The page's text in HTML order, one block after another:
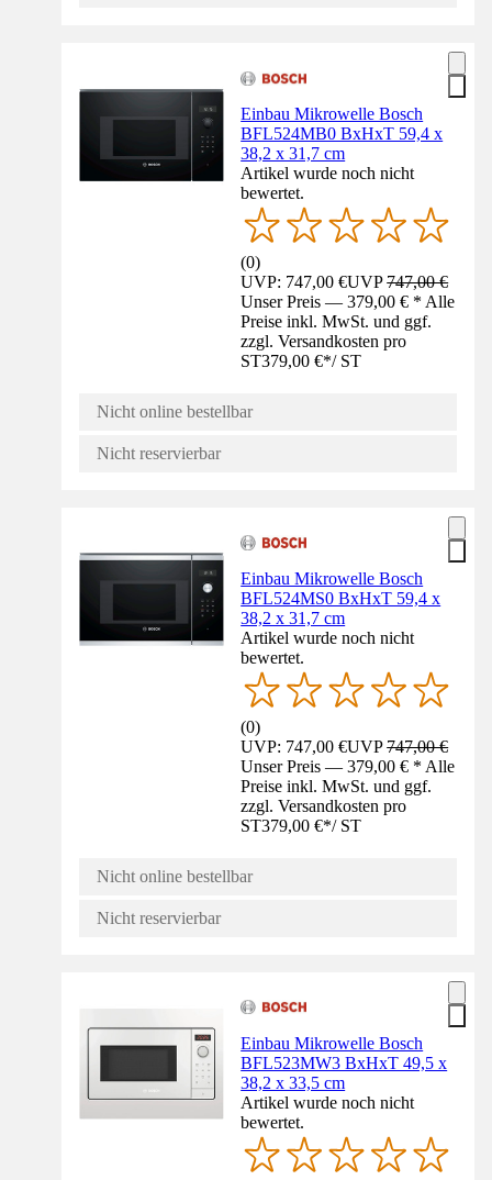
Einbau Mikrowelle Bosch
BFL524MB0 BxHxT 59,4 x
38,2 x 31,7 cm
Artikel wurde noch nicht
bewertet.
(0)
UVP: 747,00 €UVP747,00 €
Unser Preis — 379,00 € * Alle
Preise inkl. MwSt. und ggf.
zzgl. Versandkosten pro
ST379,00 €*/ ST
Nicht online bestellbar
Nicht reservierbar
Einbau Mikrowelle Bosch
BFL524MS0 BxHxT 59,4 x
38,2 x 31,7 cm
Artikel wurde noch nicht
bewertet.
(0)
UVP: 747,00 €UVP747,00 €
Unser Preis — 379,00 € * Alle
Preise inkl. MwSt. und ggf.
zzgl. Versandkosten pro
ST379,00 €*/ ST
Nicht online bestellbar
Nicht reservierbar
Einbau Mikrowelle Bosch
BFL523MW3 BxHxT 49,5 x
38,2 x 33,5 cm
Artikel wurde noch nicht
bewertet.